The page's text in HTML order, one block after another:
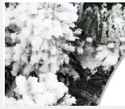
VIDAXL
Weihnachtsfigur
Schnee 210 cm PVC
ab 90,99 €
lieferbar - in 5-6